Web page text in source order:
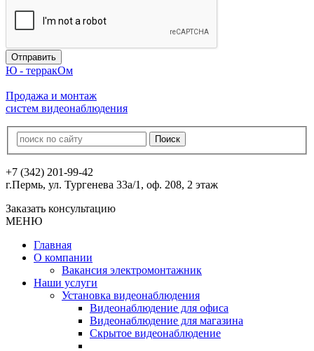
Ю - терракОм
Продажа и монтаж
систем видеонаблюдения
+7 (342) 201-99-42
г.Пермь, ул. Тургенева 33а/1, оф. 208, 2 этаж
Заказать консультацию
МЕНЮ
Главная
О компании
Вакансия электромонтажник
Наши услуги
Установка видеонаблюдения
Видеонаблюдение для офиса
Видеонаблюдение для магазина
Скрытое видеонаблюдение